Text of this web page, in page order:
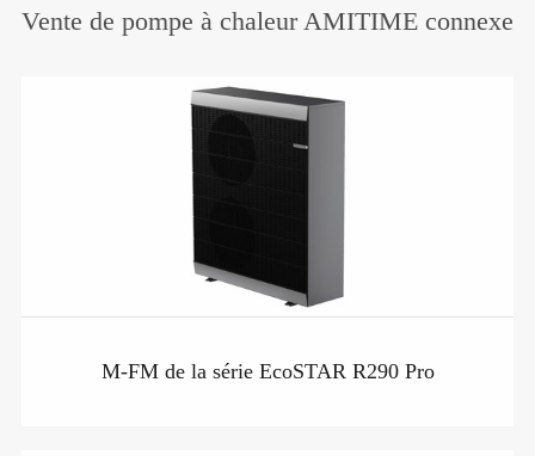
Vente de pompe à chaleur AMITIME connexe
M-FM de la série EcoSTAR R290 Pro